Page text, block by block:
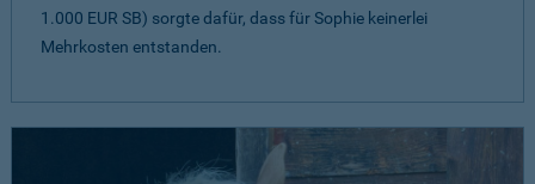
1.000 EUR SB) sorgte dafür, dass für Sophie keinerlei
Mehrkosten entstanden.